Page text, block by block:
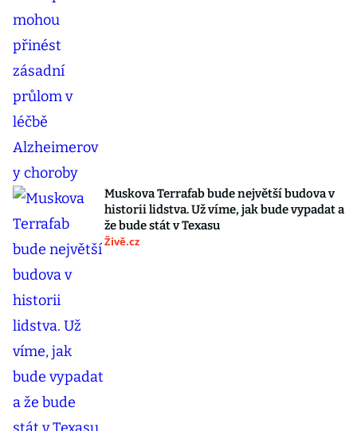
Muskova Terrafab bude největší budova v
historii lidstva. Už víme, jak bude vypadat a
že bude stát v Texasu
Živě.cz